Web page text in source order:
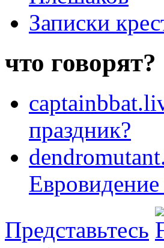
Записки
что говорят?
праздник?
Евровидение
Представьтесь